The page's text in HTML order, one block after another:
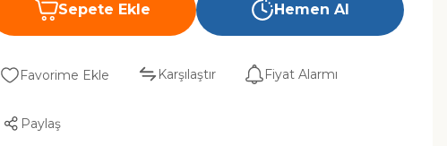
Sepete Ekle Hemen Al
Karşılaştır Fiyat Alarmı
Paylaş